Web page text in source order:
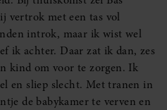
vertrok met een tas vol
introk, maar ik wist wel
ik achter. Daar zat ik dan, zes
kind om voor te zorgen. Ik
en sliep slecht. Met tranen in
de babykamer te verven en